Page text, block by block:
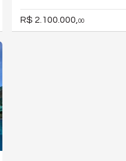
R$ 2.100.000,00